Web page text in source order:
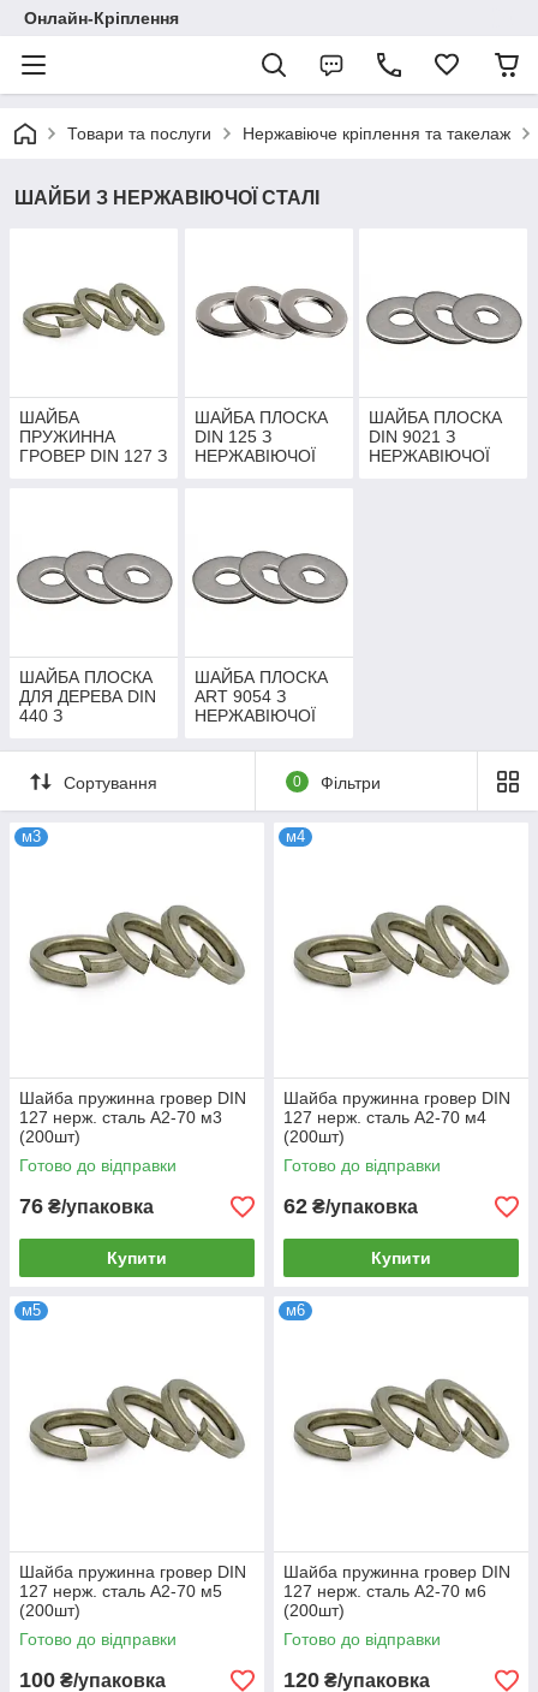
Онлайн-Кріплення
Товари та послуги Нержавіюче кріплення та такелаж
ШАЙБИ З НЕРЖАВІЮЧОЇ СТАЛІ
ШАЙБА
ПРУЖИННА
ГРОВЕР DIN 127 З
ШАЙБА ПЛОСКА
DIN 125 З
НЕРЖАВІЮЧОЇ
ШАЙБА ПЛОСКА
DIN 9021 З
НЕРЖАВІЮЧОЇ
ШАЙБА ПЛОСКА
ДЛЯ ДЕРЕВА DIN
440 З
СТАЛІ
ШАЙБА ПЛОСКА
ART 9054 З
НЕРЖАВІЮЧОЇ
Сортування 0 Фільтри
м3
Шайба пружинна гровер DIN
127 нерж. сталь А2-70 м3
(200шт)
Готово до відправки
76 ₴/упаковка
Купити
м4
Шайба пружинна гровер DIN
127 нерж. сталь А2-70 м4
(200шт)
Готово до відправки
62 ₴/упаковка
Купити
м5
Шайба пружинна гровер DIN
127 нерж. сталь А2-70 м5
(200шт)
Готово до відправки
100 ₴/упаковка
м6
Шайба пружинна гровер DIN
127 нерж. сталь А2-70 м6
(200шт)
Готово до відправки
120 ₴/упаковка